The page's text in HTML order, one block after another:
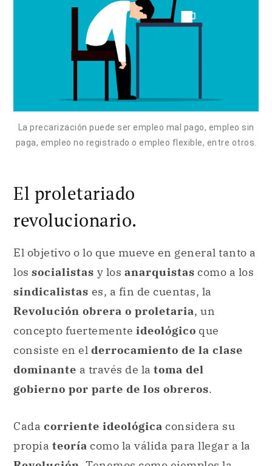
La precarización puede ser empleo mal pago, empleo sin
paga, empleo no registrado o empleo flexible, entre otros.
El proletariado
revolucionario.
El objetivo o lo que mueve en general tanto a
los socialistas y los anarquistas como a los
sindicalistas es, a fin de cuentas, la
Revolución obrera o proletaria, un
concepto fuertemente ideológico que
consiste en el derrocamiento de la clase
dominante a través de la toma del
gobierno por parte de los obreros.
Cada corriente ideológica considera su
propia teoría como la válida para llegar a la